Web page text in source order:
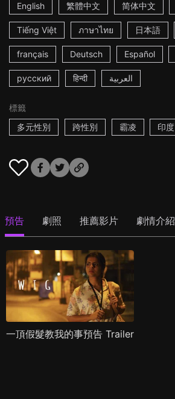
English
繁體中文 简体中文
Tiếng Việt ภาษาไทย 日本語
français Deutsch Español
русский हिन्दी العربية
標籤
多元性別
跨性別 霸凌 印度
預告 劇照 推薦影片 劇情介紹
一頂假髮教我的事預告 Trailer